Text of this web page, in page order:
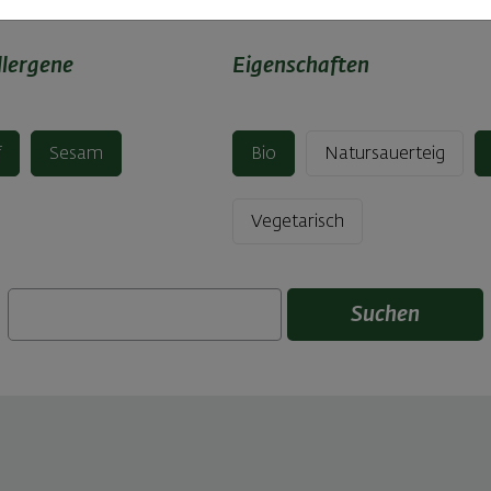
Sesam
Eigenschaften
Bio Natursauerteig
Vegetarisch
Suchen